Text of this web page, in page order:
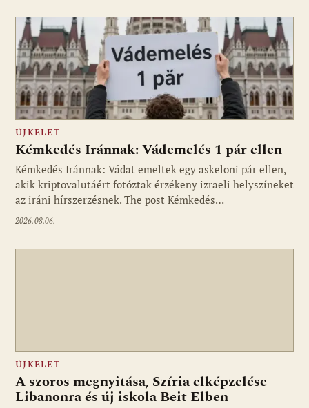
ÚJKELET
Kémkedés Iránnak: Vádemelés 1 pár ellen
Kémkedés Iránnak: Vádat emeltek egy askeloni pár ellen,
akik kriptovalutáért fotóztak érzékeny izraeli helyszíneket
az iráni hírszerzésnek. The post Kémkedés…
2026.08.06.
ÚJKELET
A szoros megnyitása, Szíria elképzelése
Libanonra és új iskola Beit Elben